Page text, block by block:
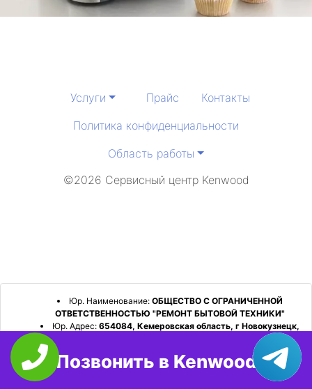
Услуги Прайс
Контакты
Политика конфиденциальности
Область работы
©2026 Сервисный центр Kenwood
Юр. Наименование: ОБЩЕСТВО С ОГРАНИЧЕННОЙ
ОТВЕТСТВЕННОСТЬЮ "РЕМОНТ БЫТОВОЙ ТЕХНИКИ"
Юр. Адрес: 654084, Кемеровская область, г Новокузнецк,
р-н Орджоникидзевский, пр-кт Шахтеров, д. 31, кв. 2
ИНН:4253052180 ОГРН:1224200006128
Позвонить в Kenwood